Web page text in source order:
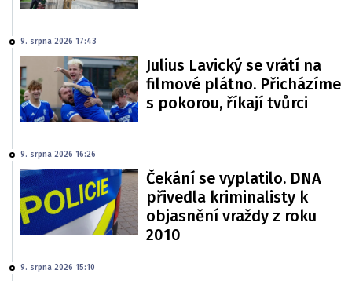
9. srpna 2026 17:43
Julius Lavický se vrátí na
filmové plátno. Přicházíme
s pokorou, říkají tvůrci
9. srpna 2026 16:26
Čekání se vyplatilo. DNA
přivedla kriminalisty k
objasnění vraždy z roku
2010
9. srpna 2026 15:10